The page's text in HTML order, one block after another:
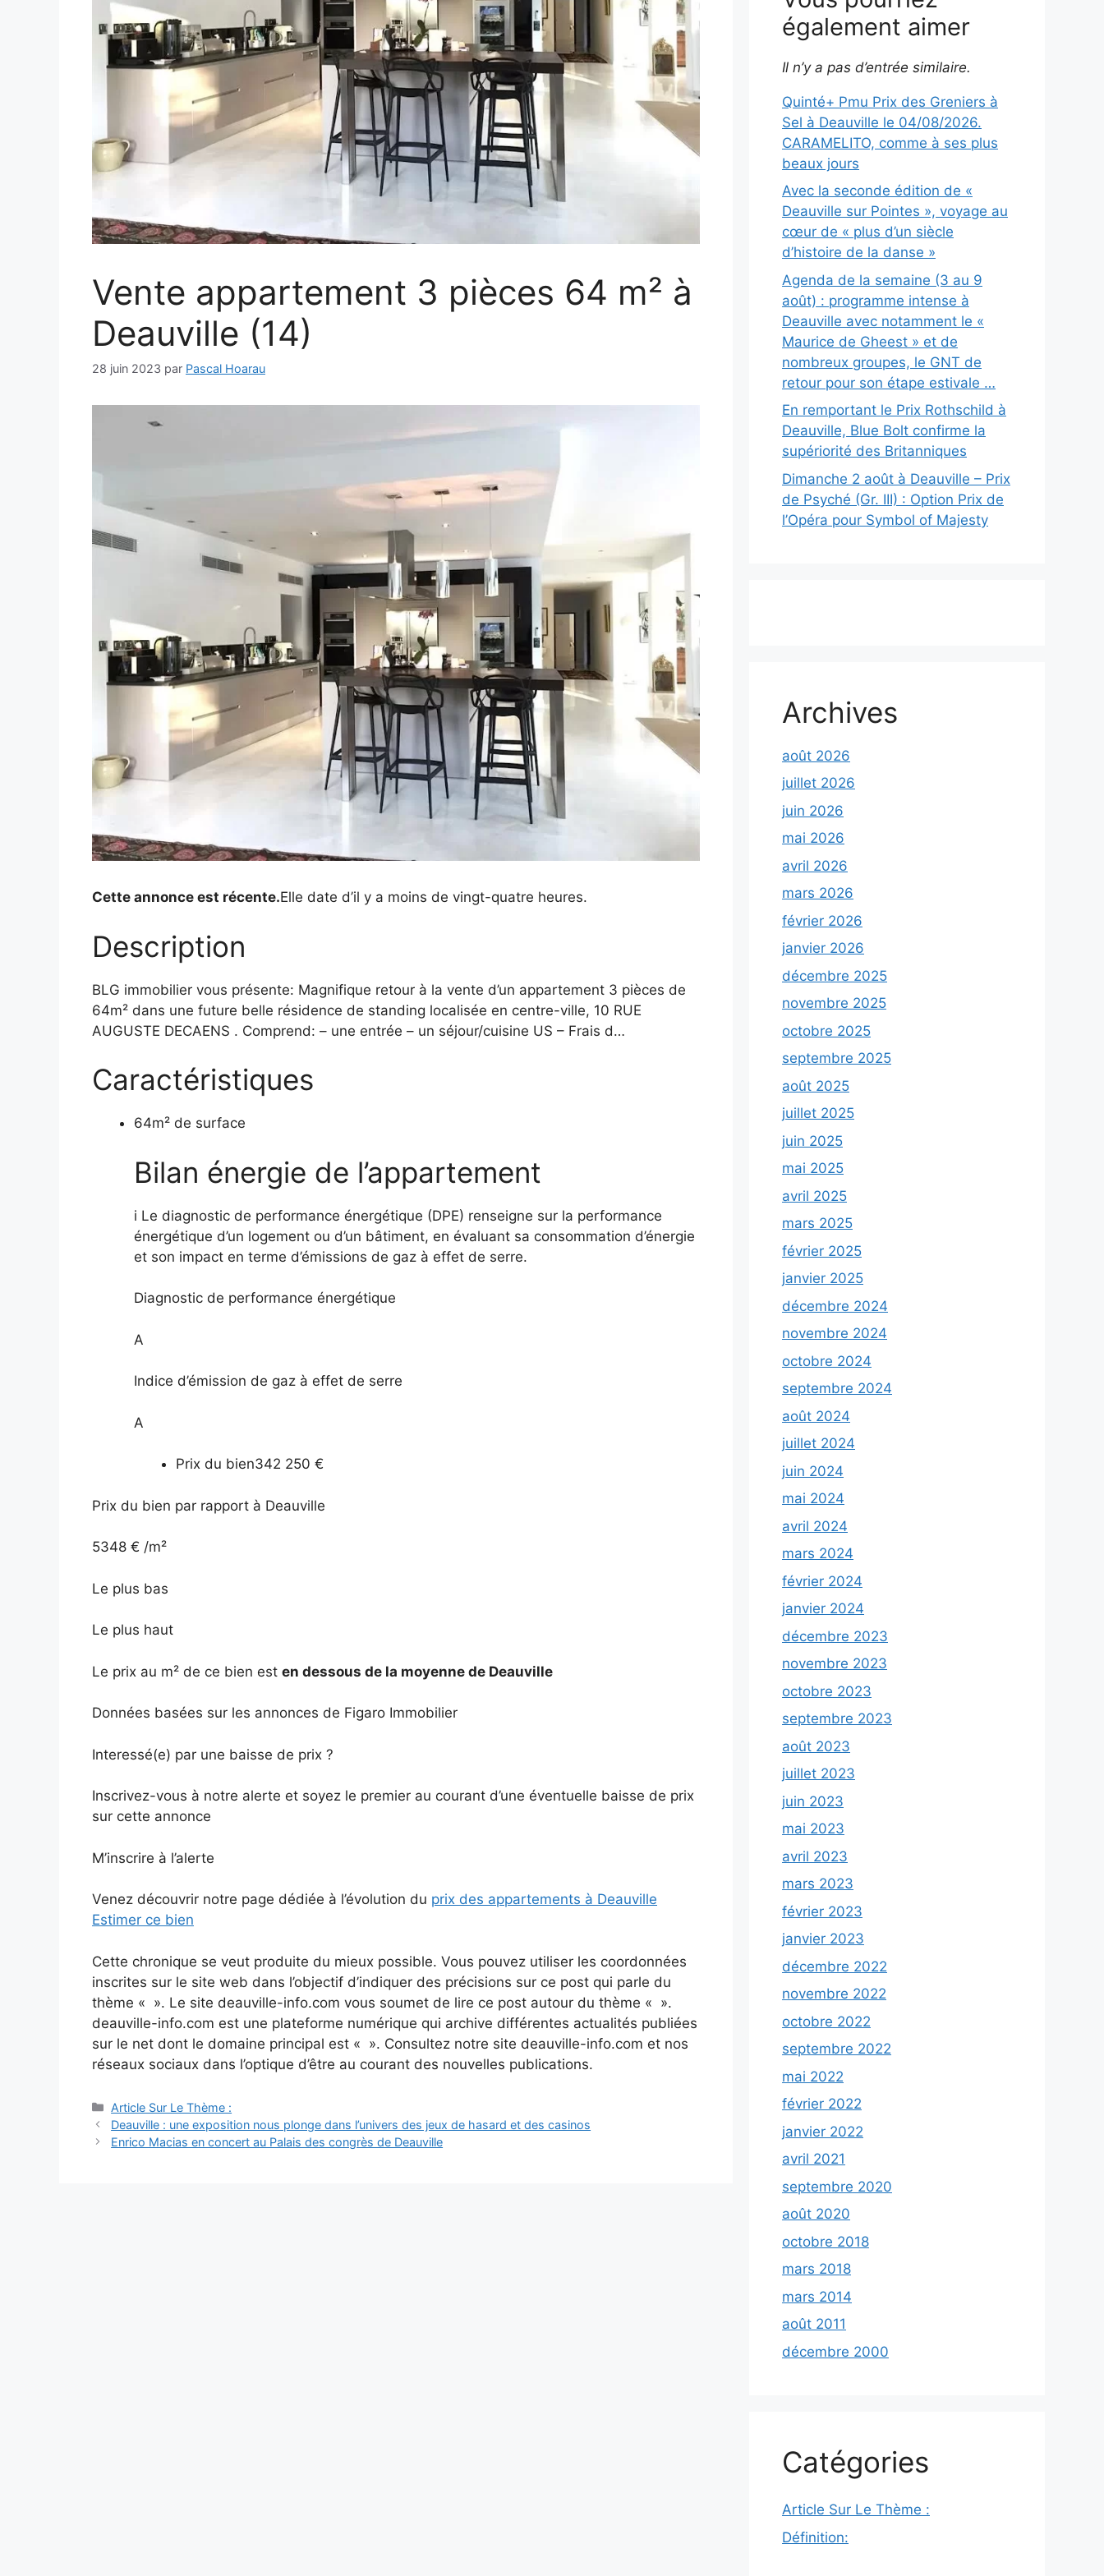
Vente appartement 3 pièces 64 m² à
Deauville (14)
28 juin 2023 par Pascal Hoarau
Cette annonce est récente.Elle date d’il y a moins de vingt-quatre heures.
Description
BLG immobilier vous présente: Magnifique retour à la vente d’un appartement 3 pièces de
64m² dans une future belle résidence de standing localisée en centre-ville, 10 RUE
AUGUSTE DECAENS . Comprend: – une entrée – un séjour/cuisine US – Frais d…
Caractéristiques
64m² de surface
Bilan énergie de l’appartement
i Le diagnostic de performance énergétique (DPE) renseigne sur la performance
énergétique d’un logement ou d’un bâtiment, en évaluant sa consommation d’énergie
et son impact en terme d’émissions de gaz à effet de serre.
Diagnostic de performance énergétique
A
Indice d’émission de gaz à effet de serre
A
Prix du bien342 250 €
Prix du bien par rapport à Deauville
5348 € /m²
Le plus bas
Le plus haut
Le prix au m² de ce bien est en dessous de la moyenne de Deauville
Données basées sur les annonces de Figaro Immobilier
Interessé(e) par une baisse de prix ?
Inscrivez-vous à notre alerte et soyez le premier au courant d’une éventuelle baisse de prix
sur cette annonce
M’inscrire à l’alerte
Venez découvrir notre page dédiée à l’évolution du prix des appartements à Deauville
Estimer ce bien
Cette chronique se veut produite du mieux possible. Vous pouvez utiliser les coordonnées
inscrites sur le site web dans l’objectif d’indiquer des précisions sur ce post qui parle du
thème « ». Le site deauville-info.com vous soumet de lire ce post autour du thème « ».
deauville-info.com est une plateforme numérique qui archive différentes actualités publiées
sur le net dont le domaine principal est « ». Consultez notre site deauville-info.com et nos
réseaux sociaux dans l’optique d’être au courant des nouvelles publications.
Catégories
Article Sur Le Thème :
Navigation
des
Deauville : une exposition nous plonge dans l’univers des jeux de hasard et des casinos
Enrico Macias en concert au Palais des congrès de Deauville
également aimer
Il n’y a pas d’entrée similaire.
Quinté+ Pmu Prix des Greniers à
Sel à Deauville le 04/08/2026.
CARAMELITO, comme à ses plus
beaux jours
Avec la seconde édition de «
Deauville sur Pointes », voyage au
cœur de « plus d’un siècle
d’histoire de la danse »
Agenda de la semaine (3 au 9
août) : programme intense à
Deauville avec notamment le «
Maurice de Gheest » et de
nombreux groupes, le GNT de
retour pour son étape estivale …
En remportant le Prix Rothschild à
Deauville, Blue Bolt confirme la
supériorité des Britanniques
Dimanche 2 août à Deauville – Prix
de Psyché (Gr. III) : Option Prix de
l’Opéra pour Symbol of Majesty
Archives
août 2026
juillet 2026
juin 2026
mai 2026
avril 2026
mars 2026
février 2026
janvier 2026
décembre 2025
novembre 2025
octobre 2025
septembre 2025
août 2025
juillet 2025
juin 2025
mai 2025
avril 2025
mars 2025
février 2025
janvier 2025
décembre 2024
novembre 2024
octobre 2024
septembre 2024
août 2024
juillet 2024
juin 2024
mai 2024
avril 2024
mars 2024
février 2024
janvier 2024
décembre 2023
novembre 2023
octobre 2023
septembre 2023
août 2023
juillet 2023
juin 2023
mai 2023
avril 2023
mars 2023
février 2023
janvier 2023
décembre 2022
novembre 2022
octobre 2022
septembre 2022
mai 2022
février 2022
janvier 2022
avril 2021
septembre 2020
août 2020
octobre 2018
mars 2018
mars 2014
août 2011
décembre 2000
Catégories
Article Sur Le Thème :
Définition: